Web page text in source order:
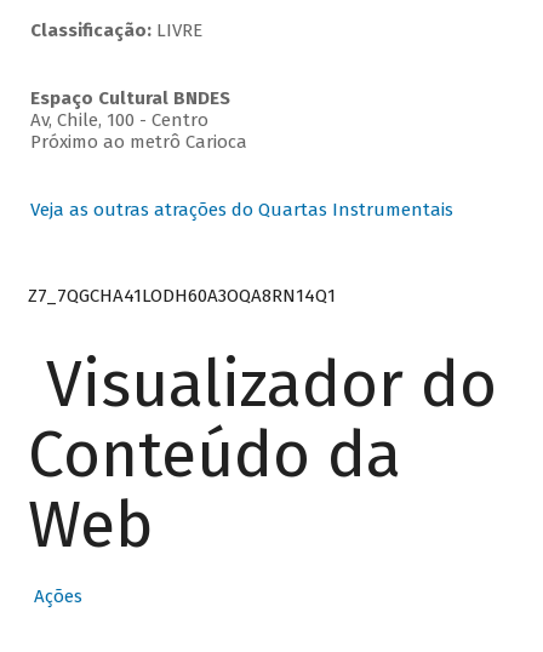
Classificação: LIVRE
Espaço Cultural BNDES
Av, Chile, 100 - Centro
Próximo ao metrô Carioca
Veja as outras atrações do Quartas Instrumentais
Z7_7QGCHA41LODH60A3OQA8RN14Q1
Visualizador do
Conteúdo da
Web
Ações